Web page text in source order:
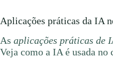
Aplicações práticas da IA
As aplicações práticas de
Veja como a IA é usada no